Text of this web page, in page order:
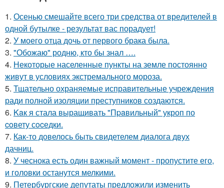
1. Осенью смешайте всего три средства от вредителей в
одной бутылке - результат вас порадует!
2. У моего отца дочь от первого брака была.
3. "Обожаю" родню, кто бы знал ….
4. Некоторые населенные пункты на земле постоянно
живут в условиях экстремального мороза.
5. Тщательно охраняемые исправительные учреждения
ради полной изоляции преступников создаются.
6. Kaк я стала выращивать "Пpaвильный" укроп по
coвету сocедки.
7. Как-то довелось быть свидетелем диалога двух
дачниц.
8. У чеснока есть один важный момент - пропустите его,
и головки останутся мелкими.
9. Петербургские депутаты предложили изменить